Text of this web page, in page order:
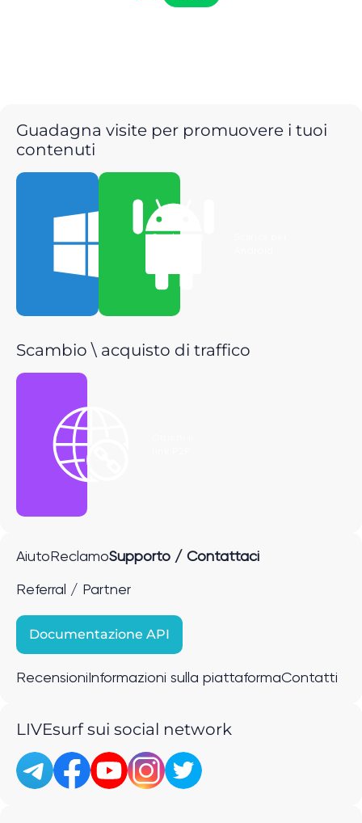
Guadagna visite per promuovere i tuoi
contenuti
Scarica per
Scambio \ acquisto di traffico
Aiuto ReclamoSupporto / Contattaci
Referral / Partner
Documentazione API
Recensioni Informazioni sulla piattaformaContatti
LIVEsurf sui social network